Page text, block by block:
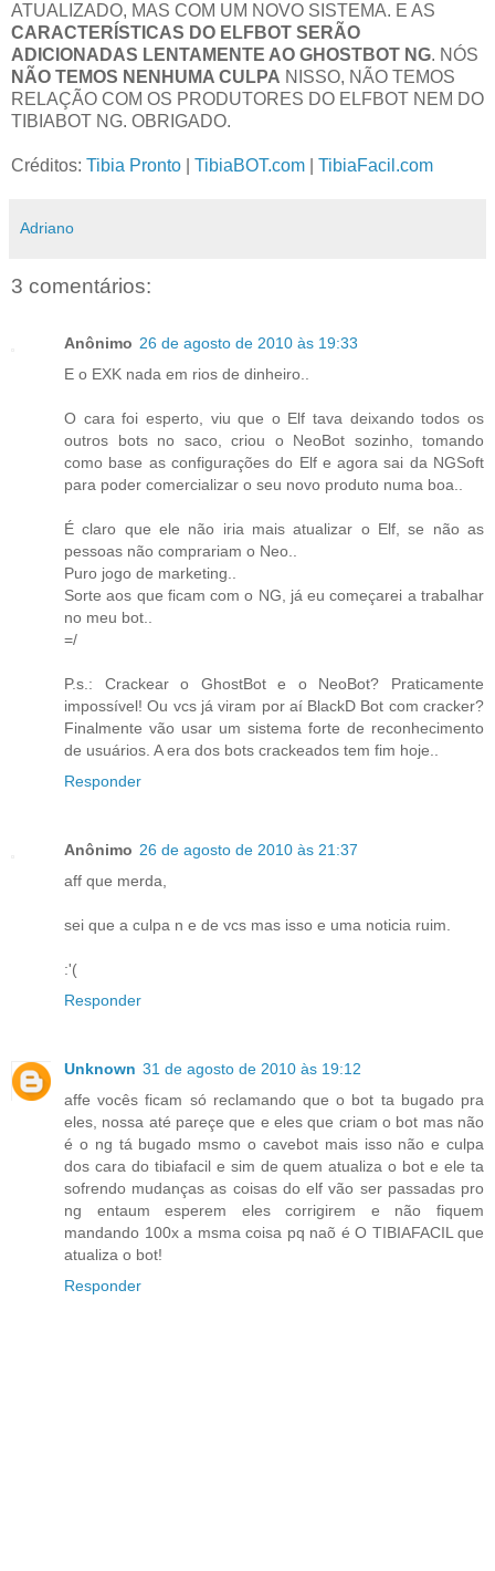
ATUALIZADO, MAS COM UM NOVO SISTEMA. E AS
CARACTERÍSTICAS DO ELFBOT SERÃO
ADICIONADAS LENTAMENTE AO GHOSTBOT NG. NÓS
NÃO TEMOS NENHUMA CULPA NISSO, NÃO TEMOS
RELAÇÃO COM OS PRODUTORES DO ELFBOT NEM DO
TIBIABOT NG. OBRIGADO.
Créditos: Tibia Pronto TibiaBOT.com TibiaFacil.com
Adriano
3 comentários:
Anônimo 26 de agosto de 2010 às 19:33
E o EXK nada em rios de dinheiro..
O cara foi esperto, viu que o Elf tava deixando todos os
outros bots no saco, criou o NeoBot sozinho, tomando
como base as configurações do Elf e agora sai da NGSoft
para poder comercializar o seu novo produto numa boa..
É claro que ele não iria mais atualizar o Elf, se não as
pessoas não comprariam o Neo..
Puro jogo de marketing..
Sorte aos que ficam com o NG, já eu começarei a trabalhar
no meu bot..
=/
P.s.: Crackear o GhostBot e o NeoBot? Praticamente
impossível! Ou vcs já viram por aí BlackD Bot com cracker?
Finalmente vão usar um sistema forte de reconhecimento
de usuários. A era dos bots crackeados tem fim hoje..
Responder
Anônimo 26 de agosto de 2010 às 21:37
aff que merda,
sei que a culpa n e de vcs mas isso e uma noticia ruim.
:'(
Responder
Unknown 31 de agosto de 2010 às 19:12
affe vocês ficam só reclamando que o bot ta bugado pra
eles, nossa até pareçe que e eles que criam o bot mas não
é o ng tá bugado msmo o cavebot mais isso não e culpa
dos cara do tibiafacil e sim de quem atualiza o bot e ele ta
sofrendo mudanças as coisas do elf vão ser passadas pro
ng entaum esperem eles corrigirem e não fiquem
mandando 100x a msma coisa pq naõ é O TIBIAFACIL que
atualiza o bot!
Responder